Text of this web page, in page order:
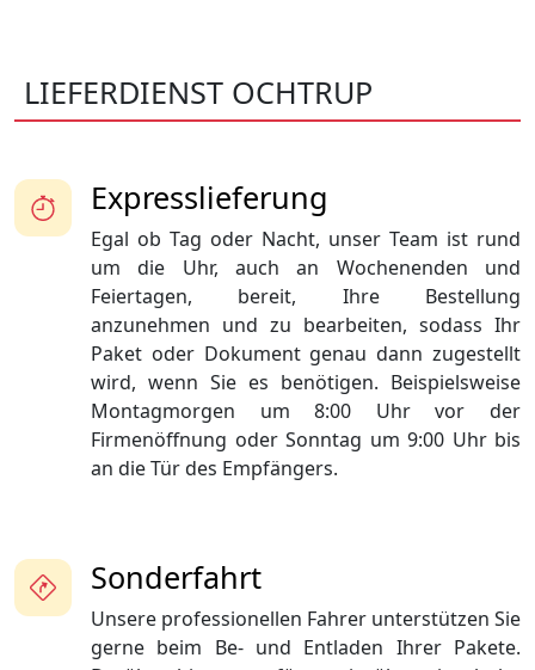
LIEFERDIENST OCHTRUP
Sonderfahrt
Unsere professionellen Fahrer unterstützen Sie
gerne beim Be- und Entladen Ihrer Pakete.
Expresslieferung
Egal ob Tag oder Nacht, unser Team ist rund
um die Uhr, auch an Wochenenden und
Feiertagen, bereit, Ihre Bestellung
anzunehmen und zu bearbeiten, sodass Ihr
Paket oder Dokument genau dann zugestellt
wird, wenn Sie es benötigen. Beispielsweise
Montagmorgen um 8:00 Uhr vor der
Firmenöffnung oder Sonntag um 9:00 Uhr bis
an die Tür des Empfängers.